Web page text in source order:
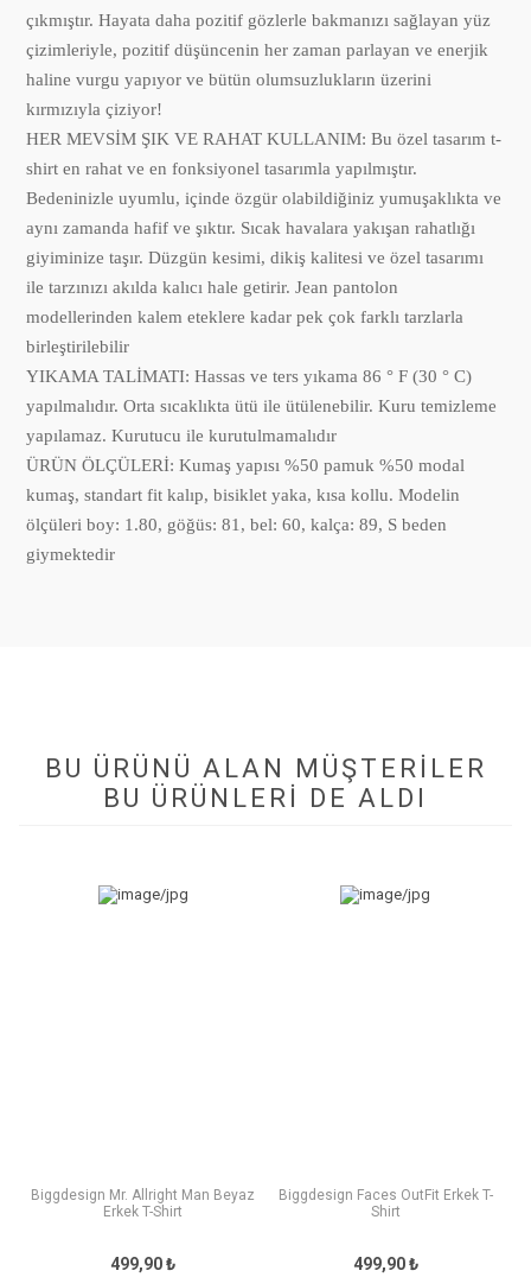
çıkmıştır. Hayata daha pozitif gözlerle bakmanızı sağlayan yüz
çizimleriyle, pozitif düşüncenin her zaman parlayan ve enerjik
haline vurgu yapıyor ve bütün olumsuzlukların üzerini
kırmızıyla çiziyor!
HER MEVSİM ŞIK VE RAHAT KULLANIM: Bu özel tasarım t-
shirt en rahat ve en fonksiyonel tasarımla yapılmıştır.
Bedeninizle uyumlu, içinde özgür olabildiğiniz yumuşaklıkta ve
aynı zamanda hafif ve şıktır. Sıcak havalara yakışan rahatlığı
giyiminize taşır. Düzgün kesimi, dikiş kalitesi ve özel tasarımı
ile tarzınızı akılda kalıcı hale getirir. Jean pantolon
modellerinden kalem eteklere kadar pek çok farklı tarzlarla
birleştirilebilir
YIKAMA TALİMATI: Hassas ve ters yıkama 86 ° F (30 ° C)
yapılmalıdır. Orta sıcaklıkta ütü ile ütülenebilir. Kuru temizleme
yapılamaz. Kurutucu ile kurutulmamalıdır
ÜRÜN ÖLÇÜLERİ: Kumaş yapısı %50 pamuk %50 modal
kumaş, standart fit kalıp, bisiklet yaka, kısa kollu. Modelin
ölçüleri boy: 1.80, göğüs: 81, bel: 60, kalça: 89, S beden
giymektedir
BU ÜRÜNÜ ALAN MÜŞTERILER
BU ÜRÜNLERI DE ALDI
Biggdesign Mr. Allright Man Beyaz
Erkek T-Shirt
499,90 ₺
Biggdesign Faces OutFit Erkek T-
Shirt
499,90 ₺